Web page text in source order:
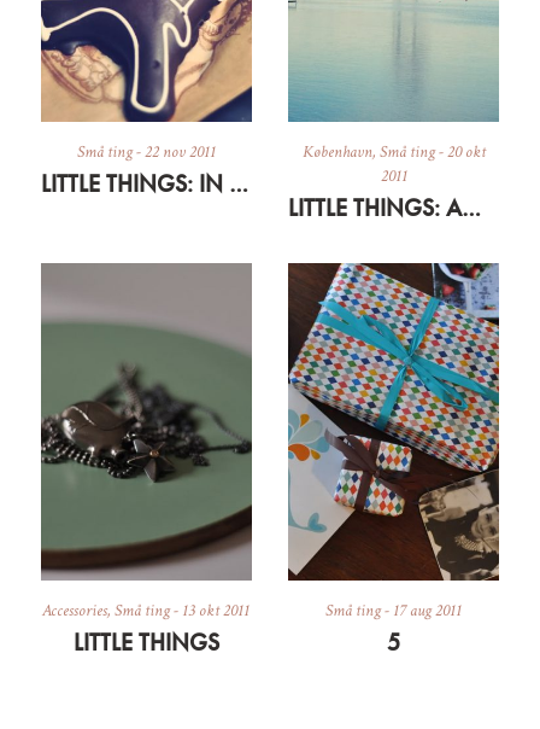
Små ting-22 nov 2011
LITTLE THINGS: IN BROWN PAPER
København, Små ting-20 okt
2011
LITTLE THINGS: AMAGER CON AMORE 1
Accessories,Små ting- 13 okt 2011
LITTLE THINGS
Små ting- 17 aug 2011
5